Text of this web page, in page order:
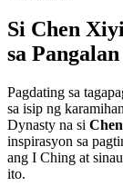
Si Chen
sa
Pagdating sa
sa isip ng
Dynasty na si
inspirasyon sa
ang I Ching at
ito.